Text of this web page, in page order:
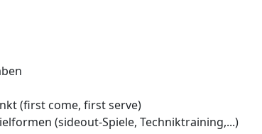
(first come, first serve)
(sideout-Spiele, Techniktraining,...)